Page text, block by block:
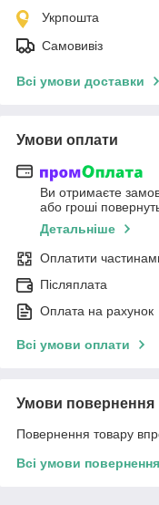
Укрпошта
Самовивіз
Всі умови доставки
Умови оплати
Ви отримаєте
або гроші
Детальніше
Оплатити
Післяплата
Оплата на рахунок
Всі умови оплати
Умови повернення
Повернення товару
Всі умови повернення